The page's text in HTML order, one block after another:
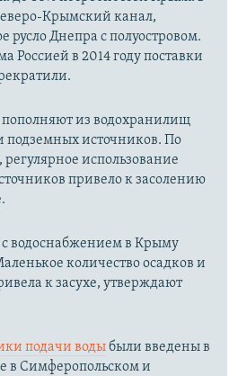
Крымский канал,
Днепра с полуостровом.
Россией в 2014 году поставки
из водохранилищ
подземных источников. По
использование
привело к засолению
с водоснабжением в Крыму
количество осадков и
к засухе, утверждают
подачи водыбыли введены в
в Симферопольском и